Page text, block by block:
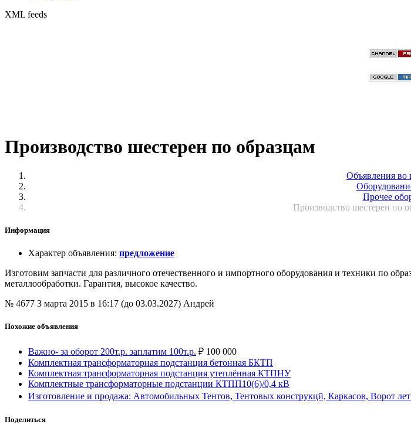
XML feeds
Производство шестерен по образцам
Объявления во
Прочее
Производство шестерен по
Информация
Характер объявления: предложение
Изготовим запчасти для различного отечественного и импортного оборудования и техники по
металлообработки. Гарантия, высокое качество.
№ 4677 3 марта 2015 в 16:17 (до 03.03.2027) Андрей
Похожие объявления
Важно- за оборот 200т.р. заплатим 100т.р. ₽ 100 000
Комплектная трансформаторная подстанция бетонная БКТП
Комплектная трансформаторная подстанция утеплённая КТПНУ
Комплектные трансформаторные подстанции КТПП10(6)/0,4 кВ
Изготовление и продажа: Автомобильных Тентов, Тентовых конструкцй, Каркасов, Ворот
Поделиться